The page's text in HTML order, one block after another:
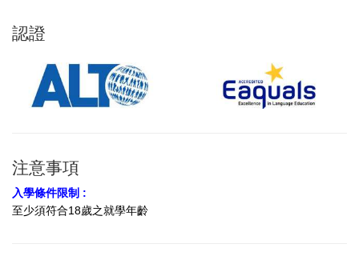
認證
注意事項
入學條件限制 :
至少須符合18歲之就學年齡